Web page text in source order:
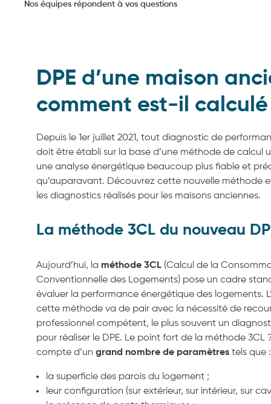
Nos équipes répondent à vos questions
DPE d’une maison
comment est-il calculé
Depuis le 1er juillet 2021, tout diagnostic de
doit être établi sur la base d’une méthode de calcul
une analyse énergétique beaucoup plus fiable et
qu’auparavant. Découvrez cette nouvelle méthode
les diagnostics réalisés pour les maisons anciennes.
La méthode 3CL du nouveau
Aujourd’hui, la méthode 3CL (Calcul de la
Conventionnelle des Logements) pose un cadre
évaluer la performance énergétique des logements.
cette méthode va de pair avec la nécessité de
professionnel compétent, le plus souvent un
pour réaliser le DPE. Le point fort de la méthode 3CL
compte d’un grand nombre de paramètres tels que :
la superficie des parois du logement ;
leur configuration (sur extérieur, sur intérieur, sur